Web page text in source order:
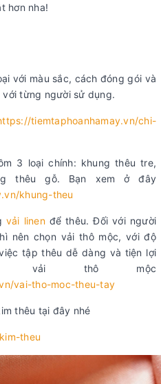
hơn nha!
với màu sắc, cách đóng gói và
từng người sử dụng.
tiemtaphoanhamay.vn/chi-
3 loại chính: khung thêu tre,
thêu gỗ. Bạn xem ở đây
khung-theu
vải linenđể thêu. Đối với người
nên chọn vải thô mộc, với độ
tập thêu dễ dàng và tiện lợi
vải thô mộc
vai-tho-moc-theu-tay
thêu tại đây nhé
theu